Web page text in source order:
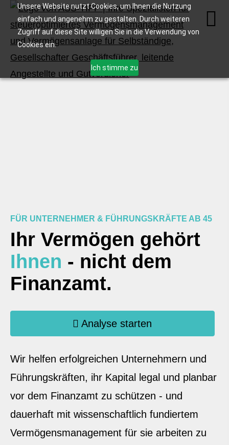
Unsere Website nutzt Cookies, um Ihnen die Nutzung
einfach und angenehm zu gestalten. Durch weiteren
Zugriff auf diese Site willigen Sie in die Verwendung von
Cookies ein.
Ich stimme zu
FÜR UNTERNEHMER & FÜHRUNGSKRÄFTE AB 45
Ihr Vermögen gehört
Ihnen - nicht dem
Finanzamt.
Analyse starten
Wir helfen erfolgreichen Unternehmern und
Führungskräften, ihr Kapital legal und planbar
vor dem Finanzamt zu schützen - und
dauerhaft mit wissenschaftlich fundiertem
Vermögensmanagement für sie arbeiten zu